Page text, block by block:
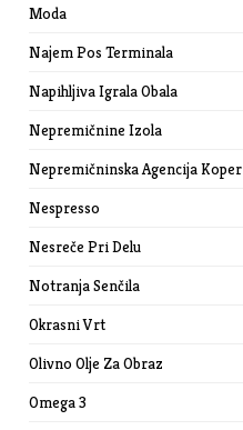
Moda
Najem Pos Terminala
Napihljiva Igrala Obala
Nepremičnine Izola
Nepremičninska Agencija Koper
Nespresso
Nesreče Pri Delu
Notranja Senčila
Okrasni Vrt
Olivno Olje Za Obraz
Omega 3